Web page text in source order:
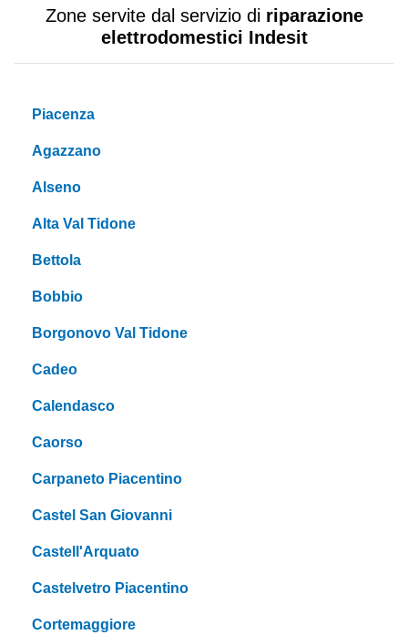
Zone servite dal servizio di riparazione
elettrodomestici Indesit
Piacenza
Agazzano
Alseno
Alta Val Tidone
Bettola
Bobbio
Borgonovo Val Tidone
Cadeo
Calendasco
Caorso
Carpaneto Piacentino
Castel San Giovanni
Castell'Arquato
Castelvetro Piacentino
Cortemaggiore